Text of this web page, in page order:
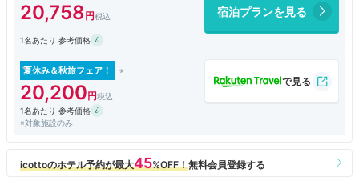
水回りが今回リニューアルされていて
お風呂も新しくなっていてとてもよかったです。
お風呂場にはディズニーのシールのようなものが張っていて
20,758 宿泊プランを見る
1名あたり 参考価格
夏休み＆秋旅フェア！
20,200
1名あたり 参考価格
※対象施設のみ